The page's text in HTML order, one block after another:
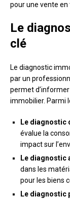
pour une vente en
Le
clé
Le diagnostic
par un
permet
immobilier. Parmi
Le diagnostic
évalue la
impact sur
Le diagnostic
dans les
pour les biens
Le diagnostic